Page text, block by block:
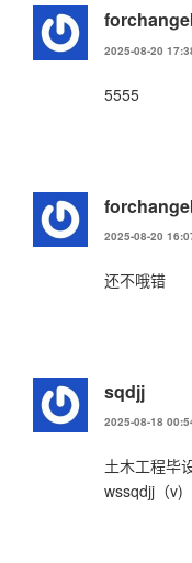
2025-08-20
5555
2025-08-20
还不哦错
sqdjj
2025-08-18
土木工程毕
wssqdjj（v)